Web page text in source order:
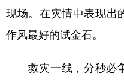
现场。在灾情中表现出
作风最好的试金石。
救灾一线，分秒必